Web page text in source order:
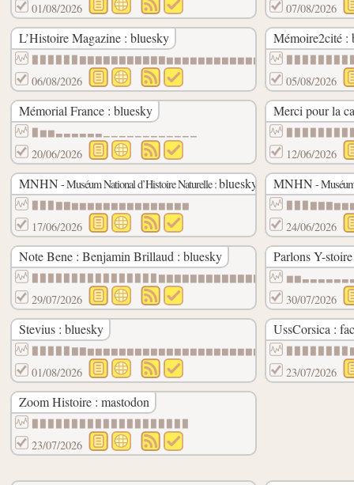
01/08/2026 07/08/2026
L’Histoire Magazine : bluesky
▉▉▉▉▉▉▇▇▇▇▇▇▇▇▇▇▇▆▆▆▆▆▆▆▆▆▆▆▆
06/08/2026
Mémoire2cité :
05/08/2026
Mémorial France : bluesky
▉▆▆▃▃▃▃▃▃▁▁▁▁▁▁▁▁▁▁▁▁
20/06/2026
Merci pour la
12/06/2026
MNHN - Muséum National d’Histoire Naturelle :bluesky
▉▉▉▇▇▆▆▆▆▆▆▆▆▆▆▆▆▆▆▆
17/06/2026
MNHN -
24/06/2026
Note Bene : Benjamin Brillaud : bluesky
▉▉▉▉▉▉▉▉▉▉▉▉▉▉▉▉▇▇▇▇▇▇▇▇▇▇▇▇▇
29/07/2026
Parlons Y-
30/07/2026
Stevius : bluesky
▉▉▉▉▉▇▇▆▆▆▆▆▆▆▆▆▆▆▆▆▆▆▆▆▆▆▆▆▆▆
01/08/2026
UssCorsica :
23/07/2026
Zoom Histoire : mastodon
23/07/2026